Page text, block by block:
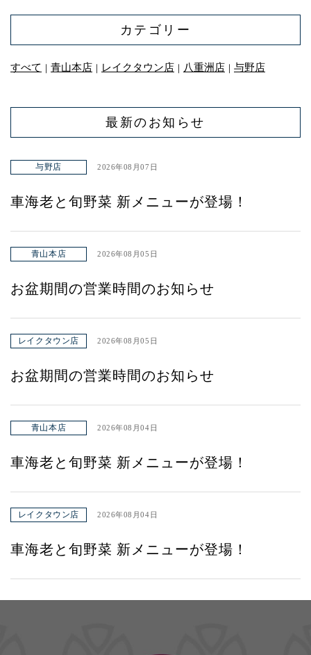
カテゴリー
すべて ｜ 青山本店 ｜ レイクタウン店 ｜ 八重洲店 ｜ 与野店
最新のお知らせ
与野店 2026年08月07日
車海老と旬野菜 新メニューが登場！
青山本店 2026年08月05日
お盆期間の営業時間のお知らせ
レイクタウン店 2026年08月05日
お盆期間の営業時間のお知らせ
青山本店 2026年08月04日
車海老と旬野菜 新メニューが登場！
レイクタウン店 2026年08月04日
車海老と旬野菜 新メニューが登場！